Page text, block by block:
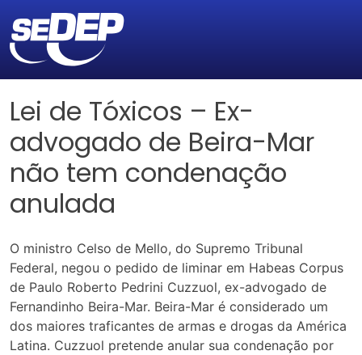
Lei de Tóxicos – Ex-
advogado de Beira-Mar
não tem condenação
anulada
O ministro Celso de Mello, do Supremo Tribunal
Federal, negou o pedido de liminar em Habeas Corpus
de Paulo Roberto Pedrini Cuzzuol, ex-advogado de
Fernandinho Beira-Mar. Beira-Mar é considerado um
dos maiores traficantes de armas e drogas da América
Latina. Cuzzuol pretende anular sua condenação por